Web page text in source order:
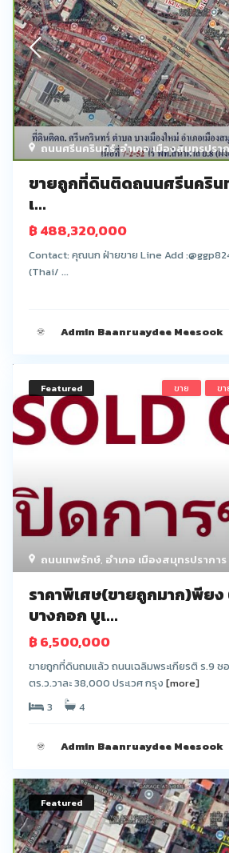
ถนนศรีนครินทร์,อำเภอ เมืองสมุทรปรา
ขายถูกที่ดินติดถนนศรีนคริน
เ...
฿ 488,320,000
Contact: คุณนก ฝ่ายขาย Line Add
(Thai/ ...
Admin Baanruaydee Meesook
ถนนเทพรักษ์, อำเภอ เมืองสมุทรปราการ
Featured ขาย ขา
ราคาพิเศษ(ขายถูกมาก)พียง
บางกอก บูเ...
฿ 6,500,000
ขายถูกที่ดินถมแล้ว ถนนเฉลิมพระเกียรติ ร.9 ซ
ตร.ว.วาละ 38,000 ประเวศ กรุง [more]
3
4
Admin Baanruaydee Meesook
Featured